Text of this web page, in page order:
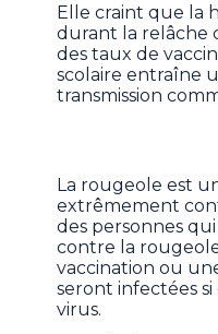
Elle craint que la
durant la relâche
des taux de
scolaire entraîne
transmission
La rougeole est
extrêmement
des personnes
contre la
vaccination ou
seront infectées si
virus.